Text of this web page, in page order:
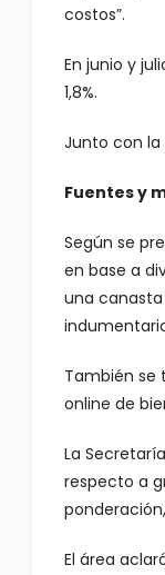
costos”.
En junio y
1,8%.
Junto con la
Fuentes y
Según se
en base a
una
También se
online de
La
respecto a
El área